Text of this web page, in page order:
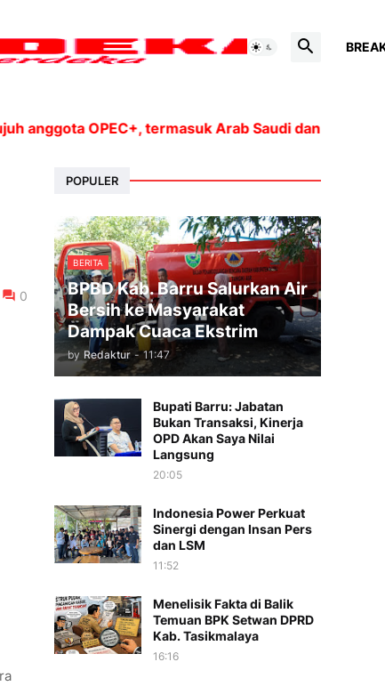
OPEC+, termasuk Arab Saudi dan Rusia,
0
POPULER
BERITA
BPBD Kab. Barru Salurkan Air
Bersih ke Masyarakat
Dampak Cuaca Ekstrim
by Redaktur - 11:47
Bupati Barru: Jabatan
Bukan Transaksi, Kinerja
OPD Akan Saya Nilai
Langsung
20:05
Indonesia Power Perkuat
Sinergi dengan Insan Pers
dan LSM
11:52
Menelisik Fakta di Balik
Temuan BPK Setwan DPRD
Kab. Tasikmalaya
16:16